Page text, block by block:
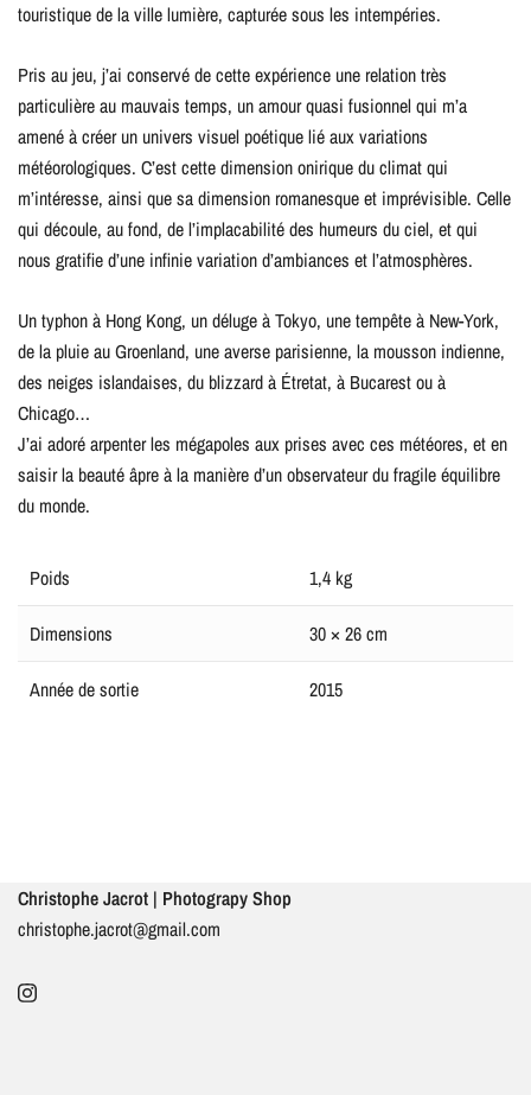
touristique de la ville lumière, capturée sous les intempéries.
Pris au jeu, j’ai conservé de cette expérience une relation très
particulière au mauvais temps, un amour quasi fusionnel qui m’a
amené à créer un univers visuel poétique lié aux variations
météorologiques. C’est cette dimension onirique du climat qui
m’intéresse, ainsi que sa dimension romanesque et imprévisible. Celle
qui découle, au fond, de l’implacabilité des humeurs du ciel, et qui
nous gratifie d’une infinie variation d’ambiances et l’atmosphères.
Un typhon à Hong Kong, un déluge à Tokyo, une tempête à New-York,
de la pluie au Groenland, une averse parisienne, la mousson indienne,
des neiges islandaises, du blizzard à Étretat, à Bucarest ou à
Chicago…
J’ai adoré arpenter les mégapoles aux prises avec ces météores, et en
saisir la beauté âpre à la manière d’un observateur du fragile équilibre
du monde.
Poids 1,4 kg
Dimensions 30 × 26 cm
Année de sortie 2015
Christophe Jacrot | Photograpy Shop
christophe.jacrot@gmail.com